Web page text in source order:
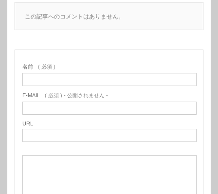
この記事へのコメントはありません。
名前 ( 必須 )
E-MAIL ( 必須 ) - 公開されません -
URL